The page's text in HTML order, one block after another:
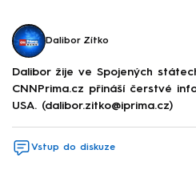
Dalibor Zítko
Dalibor žije ve Spojených
CNNPrima.cz přináší čerstvé
USA. (dalibor.zitko@iprima.cz)
Vstup do diskuze